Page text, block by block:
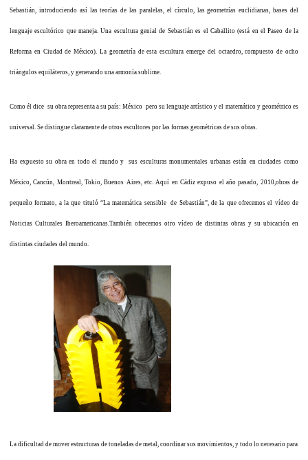
Sebastián, introduciendo así las teorías de las paralelas, el círculo, las geometrías euclidianas, bases del
lenguaje escultórico que maneja. Una escultura genial de Sebastián es el Caballito (está en el Paseo de la
Reforma en Ciudad de México). La geometría de esta escultura emerge del octaedro, compuesto de ocho
triángulos equiláteros, y generando una armonía sublime.
Como él dice su obra representa a su país: México pero su lenguaje artístico y el matemático y geométrico es
universal. Se distingue claramente de otros escultores por las formas geométricas de sus obras.
Ha expuesto su obra en todo el mundo y sus esculturas monumentales urbanas están en ciudades como
México, Cancún, Montreal, Tokio, Buenos Aires, etc. Aquí en Cádiz expuso el año pasado, 2010,obras de
pequeño formato, a la que tituló “La matemática sensible de Sebastián”, de la que ofrecemos el vídeo de
Noticias Culturales Iberoamericanas.También ofrecemos otro vídeo de distintas obras y su ubicación en
distintas ciudades del mundo.
La dificultad de mover estructuras de toneladas de metal, coordinar sus movimientos, y todo lo necesario para